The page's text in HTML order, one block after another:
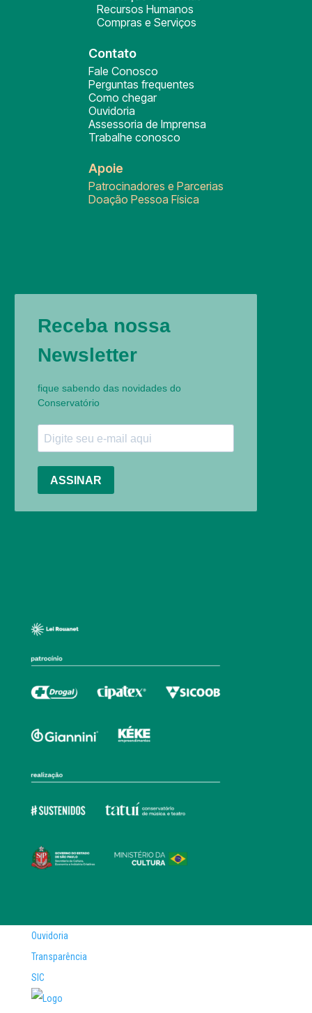
Recursos Humanos
Compras e Serviços
Contato
Fale Conosco
Perguntas frequentes
Como chegar
Ouvidoria
Assessoria de Imprensa
Trabalhe conosco
Apoie
Patrocinadores e Parcerias
Doação Pessoa Física
Ouvidoria
Transparência
SIC